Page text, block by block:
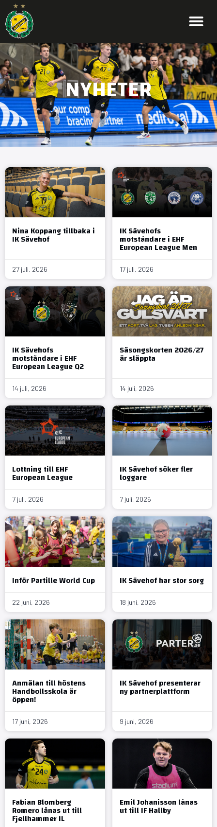
NYHETER
Nina Koppang tillbaka i
IK Sävehof
27 juli, 2026
IK Sävehofs
motståndare i EHF
European League Men
17 juli, 2026
IK Sävehofs
motståndare i EHF
European League Q2
14 juli, 2026
Säsongskorten 2026/27
är släppta
14 juli, 2026
Lottning till EHF
European League
7 juli, 2026
IK Sävehof söker fler
loggare
7 juli, 2026
Inför Partille World Cup
22 juni, 2026
IK Sävehof har stor sorg
18 juni, 2026
Anmälan till höstens
Handbollsskola är
öppen!
17 juni, 2026
IK Sävehof presenterar
ny partnerplattform
9 juni, 2026
Fabian Blomberg
Romero lånas ut till
Fjellhammer IL
Emil Johanisson lånas
ut till IF Hallby